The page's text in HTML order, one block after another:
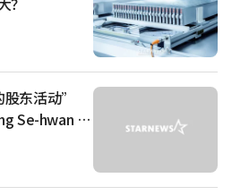
新秀投手黄泽贤作为先发投球5局仅
失1分，表现优异带领球队获胜，从
续无失分的好投。 但在4日与三菱重
击线沉默，以1-3告负。虽然击出7
外集训战绩变为1胜1败。 特别是此
手突然加入，提升了实战感觉。
、正寻求海外再挑战的右投柳志龙
东活动”
Se-hwan (C